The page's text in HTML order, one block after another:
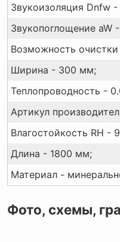
Звукоизоляция Dnfw
Звукопоглощение aW
Возможность
Ширина - 300 мм;
Теплопроводность -
Артикул
Влагостойкость RH -
Длина - 1800 мм;
Материал -
Фото, схемы,